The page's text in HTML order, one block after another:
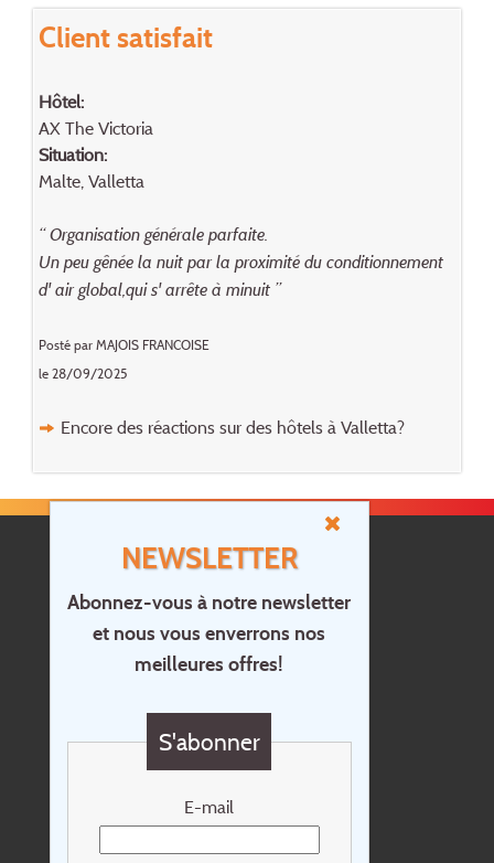
NEWSLETTER
Abonnez-vous à notre newsletter
et nous vous enverrons nos
meilleures offres!
S'abonner
E-mail
Client satisfait
Hôtel:
AX The Victoria
Situation:
Malte, Valletta
“ Organisation générale parfaite.
Un peu gênée la nuit par la proximité du conditionnement
d' air global,qui s' arrête à minuit ”
Posté par MAJOIS FRANCOISE
le 28/09/2025
Encore des réactions sur des hôtels à Valletta?
Accueil
Contact
Questions?
Newsletter